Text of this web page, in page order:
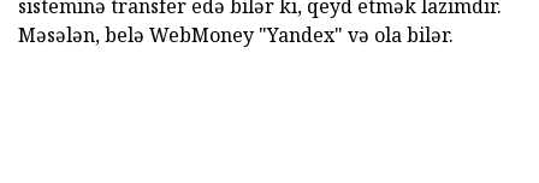
sisteminə transfer edə bilər ki, qeyd etmək lazımdır.
Məsələn, belə WebMoney "Yandex" və ola bilər.